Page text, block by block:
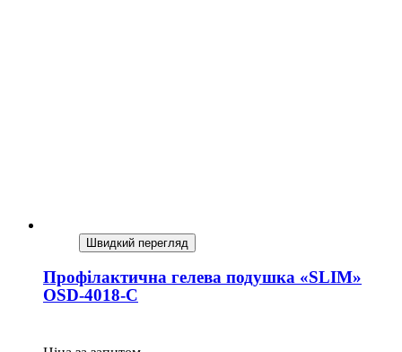
Швидкий перегляд
Профілактична гелева подушка «SLIM»
OSD-4018-C